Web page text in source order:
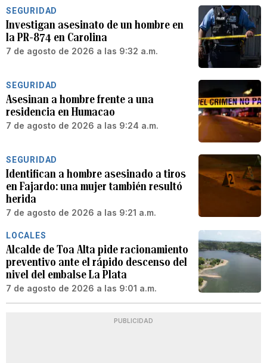
SEGURIDAD
Investigan asesinato de un hombre en
la PR-874 en Carolina
7 de agosto de 2026 a las 9:32 a.m.
SEGURIDAD
Asesinan a hombre frente a una
residencia en Humacao
7 de agosto de 2026 a las 9:24 a.m.
SEGURIDAD
Identifican a hombre asesinado a tiros
en Fajardo: una mujer también resultó
herida
7 de agosto de 2026 a las 9:21 a.m.
LOCALES
Alcalde de Toa Alta pide racionamiento
preventivo ante el rápido descenso del
nivel del embalse La Plata
7 de agosto de 2026 a las 9:01 a.m.
PUBLICIDAD